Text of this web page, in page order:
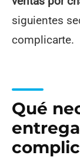
siguientes
complicarte.
Qué